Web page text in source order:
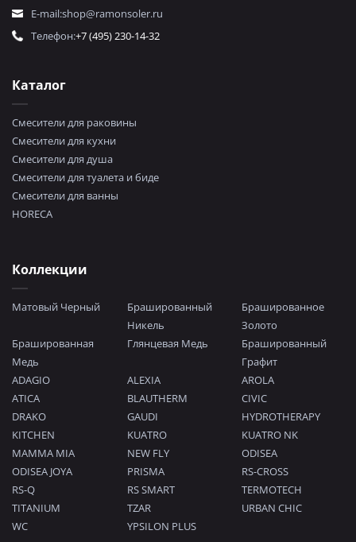
Каталог
Смесители для раковины
Смесители для кухни
Смесители для душа
Смесители для туалета и биде
Смесители для ванны
HORECA
Коллекции
Матовый Черный
Брашированный
Никель
Брашированное
Золото
Брашированная
Медь
Глянцевая Медь
Брашированный
Графит
ADAGIO
ALEXIA
AROLA
ATICA
BLAUTHERM
CIVIC
DRAKO
GAUDI
HYDROTHERAPY
KITCHEN
KUATRO
KUATRO NK
MAMMA MIA
NEW FLY
ODISEA
ODISEA JOYA
PRISMA
RS-CROSS
RS-Q
RS SMART
TERMOTECH
TITANIUM
TZAR
URBAN CHIC
WC
YPSILON PLUS
E-mail:shop@ramonsoler.ru
Телефон:+7 (495) 230-14-32